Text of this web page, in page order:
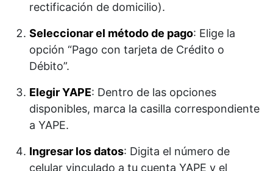
rectificación de domicilio).
Seleccionar el método de pago: Elige la
opción “Pago con tarjeta de Crédito o
Débito”.
Elegir YAPE: Dentro de las opciones
disponibles, marca la casilla correspondiente
a YAPE.
Ingresar los datos: Digita el número de
celular vinculado a tu cuenta YAPE y el